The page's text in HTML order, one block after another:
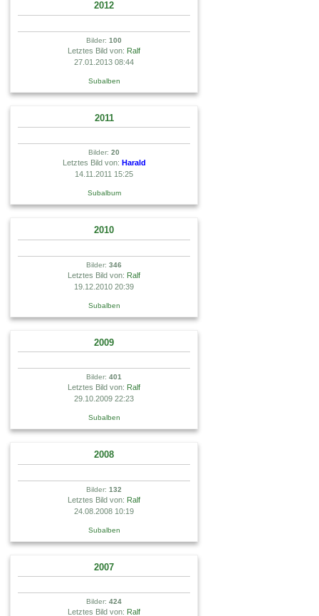
2012
Bilder: 100
Letztes Bild von: Ralf
27.01.2013 08:44
Subalben
2011
Bilder: 20
Letztes Bild von: Harald
14.11.2011 15:25
Subalbum
2010
Bilder: 346
Letztes Bild von: Ralf
19.12.2010 20:39
Subalben
2009
Bilder: 401
Letztes Bild von: Ralf
29.10.2009 22:23
Subalben
2008
Bilder: 132
Letztes Bild von: Ralf
24.08.2008 10:19
Subalben
2007
Bilder: 424
Letztes Bild von: Ralf